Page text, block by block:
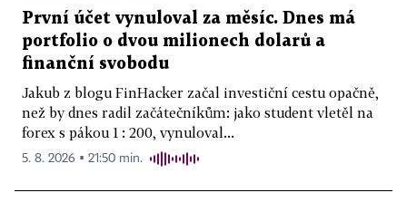
První účet vynuloval za měsíc. Dnes má
portfolio o dvou milionech dolarů a
finanční svobodu
Jakub z blogu FinHacker začal investiční cestu opačně,
než by dnes radil začátečníkům: jako student vletěl na
forex s pákou 1 : 200, vynuloval...
5. 8. 2026 ▪ 21:50 min.